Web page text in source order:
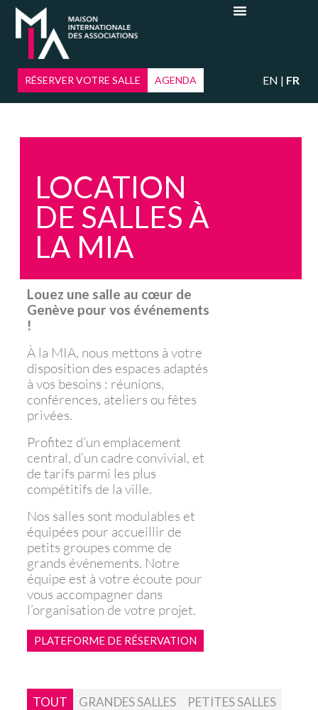
RÉSERVER VOTRE SALLE AGENDA EN FR
LOCATION
DE SALLES À
LA MIA
Louez une salle au cœur de
Genève pour vos événements
!
À la MIA, nous mettons à votre
disposition des espaces adaptés
à vos besoins : réunions,
conférences, ateliers ou fêtes
privées.
Profitez d’un emplacement
central, d’un cadre convivial, et
de tarifs parmi les plus
compétitifs de la ville.
Nos salles sont modulables et
équipées pour accueillir de
petits groupes comme de
grands événements. Notre
équipe est à votre écoute pour
vous accompagner dans
l’organisation de votre projet.
PLATEFORME DE RÉSERVATION
GRANDES SALLES
PETITES SALLES
TOUT